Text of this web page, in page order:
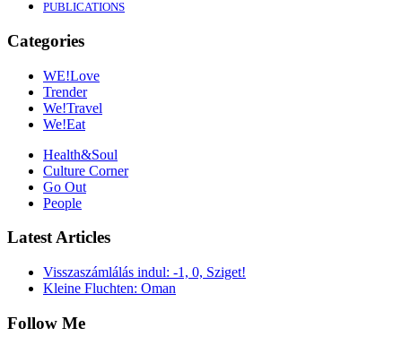
PUBLICATIONS
Categories
WE!Love
Trender
We!Travel
We!Eat
Health&Soul
Culture Corner
Go Out
People
Latest Articles
Visszaszámlálás indul: -1, 0, Sziget!
Kleine Fluchten: Oman
Follow Me